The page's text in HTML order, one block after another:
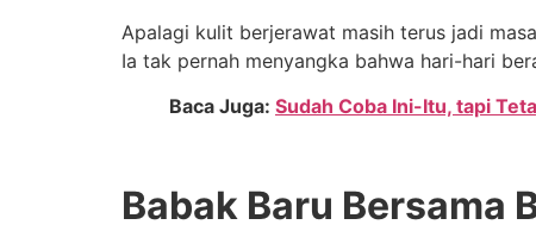
Apalagi kulit berjerawat masih terus jadi
Ia tak pernah menyangka bahwa hari-hari
Baca Juga: Sudah Coba Ini-Itu, tapi
Babak Baru Bersama